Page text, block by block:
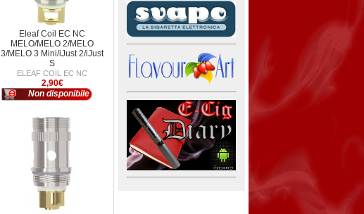
Eleaf Coil EC NC
MELO/MELO 2/MELO
3/MELO 3 Mini/iJust 2/iJust
S
ELEAF COIL EC NC
2,90€
Non disponibile